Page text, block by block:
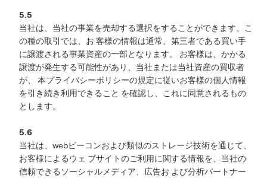
5.5
当社は、当社の事業を売却する選択をすることができます。こ
の種の取引では、お 客様の情報は通常、第三者である買い手
に譲渡される事業資産の一部となります。 お客様は、かかる
譲渡が発生する可能性があり、当社または当社資産の買収者
が、 本プライバシーポリシーの規定に従いお客様の個人情報
を引き続き利用できること を確認し、これに同意されるもの
とします。
5.6
当社は、webビーコンおよび類似のストレージ技術を通じて、
お客様によるウェ ブサイトのご利用に関する情報を、当社の
信頼できるソーシャルメディア、広告お よび分析パートナー